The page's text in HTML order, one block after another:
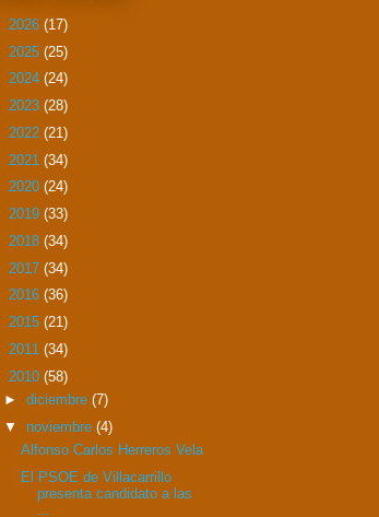
2026 (17)
2025 (25)
2024 (24)
2023 (28)
2022 (21)
2021 (34)
2020 (24)
2019 (33)
2018 (34)
2017 (34)
2016 (36)
2015 (21)
2011 (34)
2010 (58)
► diciembre (7)
▼ noviembre (4)
Alfonso Carlos Herreros Vela
El PSOE de Villacarrillo
presenta candidato a las
...